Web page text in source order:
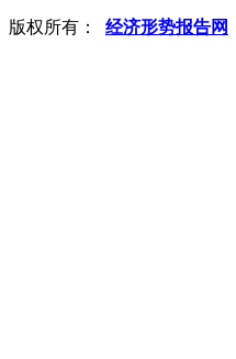
版权所有： 经济形势报告网